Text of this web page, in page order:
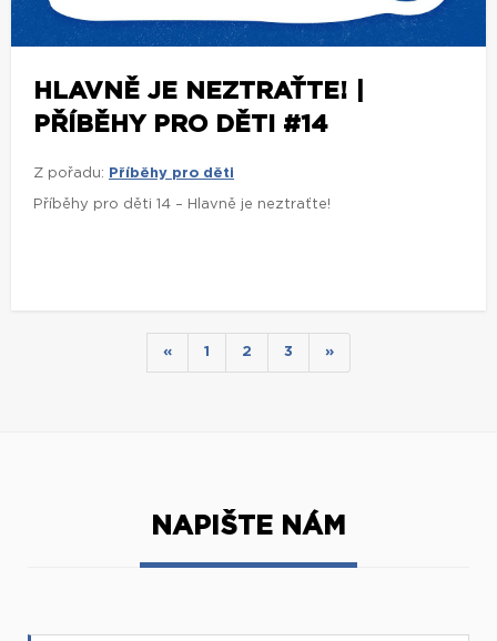
HLAVNĚ JE NEZTRAŤTE! |
PŘÍBĚHY PRO DĚTI #14
Z pořadu: Příběhy pro děti
Příběhy pro děti 14 – Hlavně je neztraťte!
« 1 2 3 »
NAPIŠTE NÁM